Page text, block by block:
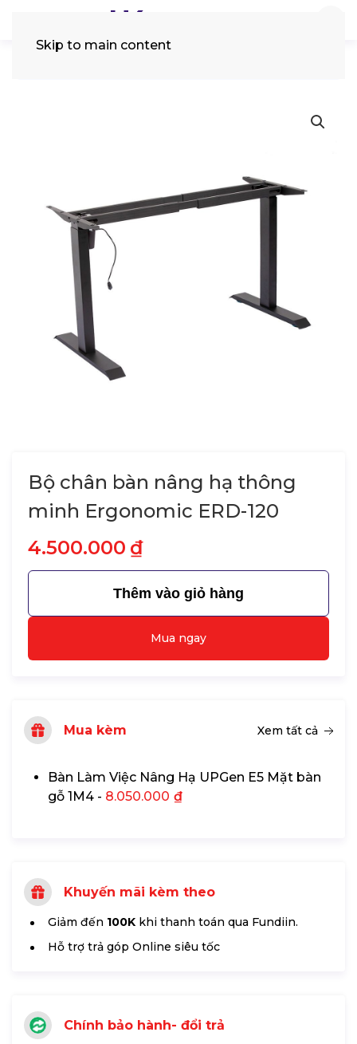
Skip to main content
Bộ chân bàn nâng hạ thông
minh Ergonomic ERD-120
4.500.000 ₫
Thêm vào giỏ hàng
Mua ngay
Mua kèm Xem tất cả
Bàn Làm Việc Nâng Hạ UPGen E5 Mặt bàn
gỗ 1M4 - 8.050.000 ₫
Khuyến mãi kèm theo
Giảm đến 100K khi thanh toán qua Fundiin.
Hỗ trợ trả góp Online siêu tốc
Chính bảo hành- đổi trả